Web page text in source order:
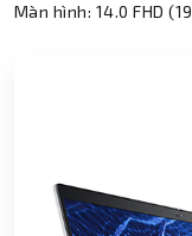
Màn hình: 14.0 FHD